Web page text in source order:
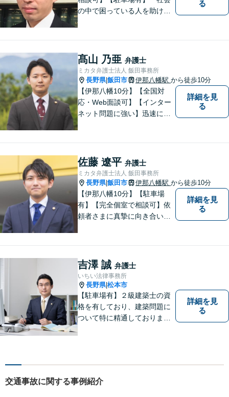
の中で困っている人を助けた
であることを心がけ、誠実
に、そして丁寧に対応してい
きます。
る
髙山 乃亜 弁護士
ミカタ弁護士法人 飯田事務所
長野県|飯田市 伊那八幡駅 から徒歩10分
【伊那八幡10分】【全国対
応・Web面談可】【インター
ネット問題に強い】迅速に対
のようなことでも、お気軽に
ご相談ください。
詳細を見
る
佐藤 遼平 弁護士
ミカタ弁護士法人 飯田事務所
長野県|飯田市 伊那八幡駅 から徒歩10分
【伊那八幡10分】【駐車場
有】【完全個室で相談可】依
頼者さまに真摯に向き合い、
は日本全国です。 遠方の方は
Web面談や電話でのご連絡が
可能です。
詳細を見
る
吉澤 誠 弁護士
いちい法律事務所
長野県|松本市
【駐車場有】２級建築士の資
格を有しており、建築問題に
ついて特に精通しておりま
忙しい方もお気軽にご相談く
詳細を見
る
交通事故に関する事例紹介